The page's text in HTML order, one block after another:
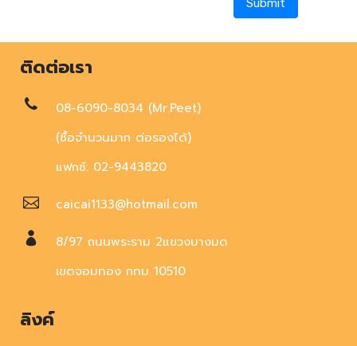
ติดต่อเรา
08-6090-8034 (Mr.Peet)
(ซื้อจำนวนมาก ต่อรองได้)
แฟกซ์: 02-9443820
caicai1133@hotmail.com
8/97 ถนนพระราม 2แขวงบางมด
เขตจอมทอง กทม 10510
ลิงค์